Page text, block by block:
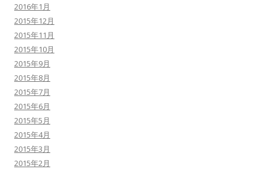
2016年1月
2015年12月
2015年11月
2015年10月
2015年9月
2015年8月
2015年7月
2015年6月
2015年5月
2015年4月
2015年3月
2015年2月